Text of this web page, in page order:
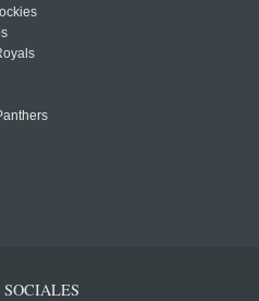
SOCIALES